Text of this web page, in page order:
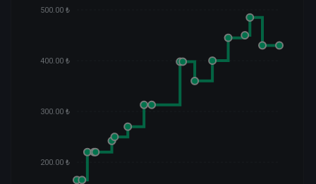
500.00 ₺
400.00 ₺
300.00 ₺
200.00 ₺